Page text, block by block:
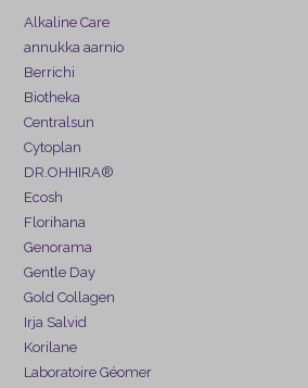
Alkaline Care
annukka aarnio
Berrichi
Biotheka
Centralsun
Cytoplan
DR.OHHIRA®
Ecosh
Florihana
Genorama
Gentle Day
Gold Collagen
Irja Salvid
Korilane
Laboratoire Géomer